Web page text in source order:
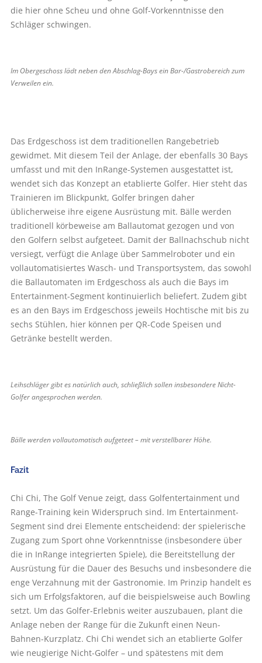
die hier ohne Scheu und ohne Golf-Vorkenntnisse den
Schläger schwingen.
Im Obergeschoss lädt neben den Abschlag-Bays ein Bar-/Gastrobereich zum
Verweilen ein.
Das Erdgeschoss ist dem traditionellen Rangebetrieb
gewidmet. Mit diesem Teil der Anlage, der ebenfalls 30 Bays
umfasst und mit den InRange-Systemen ausgestattet ist,
wendet sich das Konzept an etablierte Golfer. Hier steht das
Trainieren im Blickpunkt, Golfer bringen daher
üblicherweise ihre eigene Ausrüstung mit. Bälle werden
traditionell körbeweise am Ballautomat gezogen und von
den Golfern selbst aufgeteet. Damit der Ballnachschub nicht
versiegt, verfügt die Anlage über Sammelroboter und ein
vollautomatisiertes Wasch- und Transportsystem, das sowohl
die Ballautomaten im Erdgeschoss als auch die Bays im
Entertainment-Segment kontinuierlich beliefert. Zudem gibt
es an den Bays im Erdgeschoss jeweils Hochtische mit bis zu
sechs Stühlen, hier können per QR-Code Speisen und
Getränke bestellt werden.
Leihschläger gibt es natürlich auch, schließlich sollen insbesondere Nicht-
Golfer angesprochen werden.
Bälle werden vollautomatisch aufgeteet – mit verstellbarer Höhe.
Fazit
Chi Chi, The Golf Venue zeigt, dass Golfentertainment und
Range-Training kein Widerspruch sind. Im Entertainment-
Segment sind drei Elemente entscheidend: der spielerische
Zugang zum Sport ohne Vorkenntnisse (insbesondere über
die in InRange integrierten Spiele), die Bereitstellung der
Ausrüstung für die Dauer des Besuchs und insbesondere die
enge Verzahnung mit der Gastronomie. Im Prinzip handelt es
sich um Erfolgsfaktoren, auf die beispielsweise auch Bowling
setzt. Um das Golfer-Erlebnis weiter auszubauen, plant die
Anlage neben der Range für die Zukunft einen Neun-
Bahnen-Kurzplatz. Chi Chi wendet sich an etablierte Golfer
wie neugierige Nicht-Golfer – und spätestens mit dem